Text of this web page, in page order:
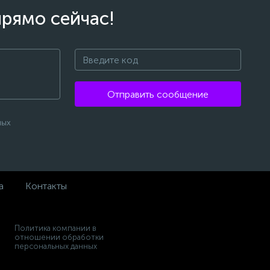
сейчас!
Отправить сообщение
Контакты
Политика компании в
отношении обработки
персональных данных